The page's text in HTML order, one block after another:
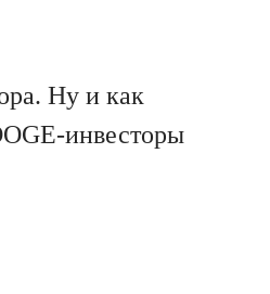
Ну и как
инвесторы